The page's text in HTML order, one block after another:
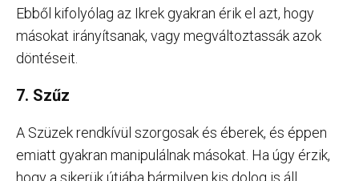
Ebből kifolyólag az Ikrek gyakran érik el azt, hogy
másokat irányítsanak, vagy megváltoztassák azok
döntéseit.
7. Szűz
A Szüzek rendkívül szorgosak és éberek, és éppen
emiatt gyakran manipulálnak másokat. Ha úgy érzik,
hogy a sikerük útjába bármilyen kis dolog is áll,